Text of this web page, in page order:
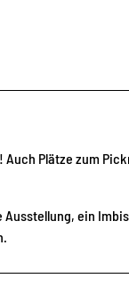
Plätze zum
Ausstellung, ein